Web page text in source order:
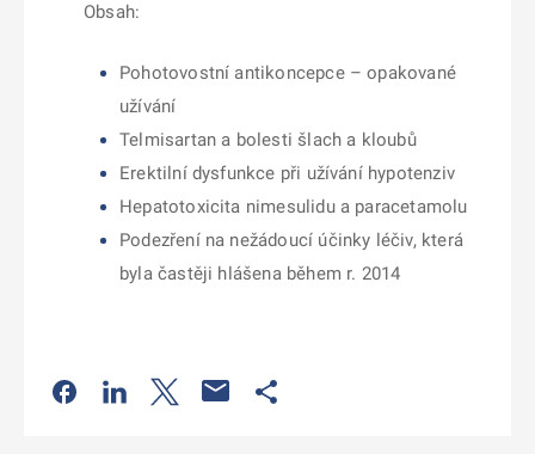
Obsah:
Pohotovostní antikoncepce – opakované
užívání
Telmisartan a bolesti šlach a kloubů
Erektilní dysfunkce při užívání hypotenziv
Hepatotoxicita nimesulidu a paracetamolu
Podezření na nežádoucí účinky léčiv, která
byla častěji hlášena během r. 2014
Odkaz se otevře na nové kartě
Odkaz se otevře na nové kartě
Odkaz se otevře na nové kartě